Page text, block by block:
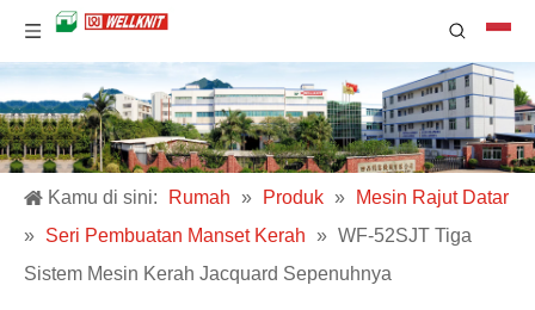
Kamu di sini: Rumah » Produk »
Mesin Rajut Datar
» Seri Pembuatan Manset Kerah » WF-52SJT Tiga
Sistem Mesin Kerah Jacquard Sepenuhnya